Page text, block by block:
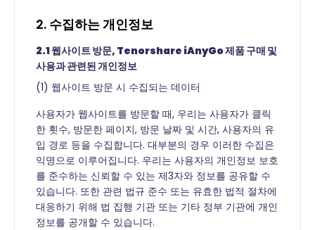
2. 수집하는 개인정보
2.1 웹사이트 방문, Tenorshare iAnyGo 제품 구매 및
사용과 관련된 개인정보
(1) 웹사이트 방문 시 수집되는 데이터
사용자가 웹사이트를 방문할 때, 우리는 사용자가 클릭
한 횟수, 방문한 페이지, 방문 날짜 및 시간, 사용자의 유
입 경로 등을 수집합니다. 대부분의 경우 이러한 수집은
익명으로 이루어집니다. 우리는 사용자의 개인정보 보호
를 준수하는 신뢰할 수 있는 제3자와 정보를 공유할 수
있습니다. 또한 관련 법규 준수 또는 유효한 법적 절차에
대응하기 위해 법 집행 기관 또는 기타 정부 기관에 개인
정보를 공개할 수 있습니다.